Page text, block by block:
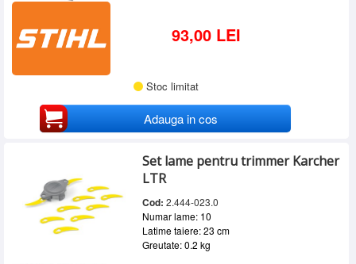
93,00 LEI
Stoc limitat
Adauga in cos
Set lame pentru trimmer Karcher
LTR
Cod: 2.444-023.0
Numar lame: 10
Latime taiere: 23 cm
Greutate: 0.2 kg